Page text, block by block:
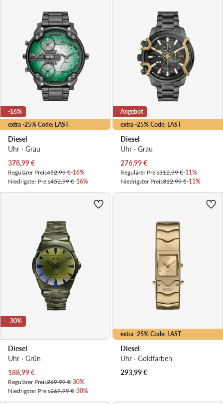
extra -25% Code: LAST
-16%
Diesel
Uhr · Grau
Aktueller Preis
378,99€
Regulärer Preis452,99 €-16%
Niedrigster Preis452,99 €-16%
extra -25% Code: LAST
Angebot
Diesel
Uhr · Grau
Aktueller Preis
276,99€
Regulärer Preis312,99 €-11%
Niedrigster Preis312,99 €-11%
-30%
Diesel
Uhr · Grün
Aktueller Preis
188,99€
Regulärer Preis269,99 €-30%
Niedrigster Preis269,99 €-30%
extra -25% Code: LAST
Diesel
Uhr · Goldfarben
293,99€